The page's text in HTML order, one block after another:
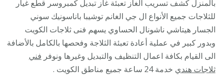
/
بالمنزل كشف تسريب الغاز تعبئة غاز تبديل كمبروسر قطع غيار
للثلاجات جميع الأنواع ال جي الغانم توشيبا باناسونيك سوني
الجسار هيتاشي ناشونال الحساوي يسهم فنى ثلاجات الكويت
وبدور كبير في عملية أعادة تعبئة الثلاجة وفحصها بالكامل بالأضافة
الى القيام بكافة اعمال التنظيف والتبديل وغيرها ونوفر فني
ثلاجات هندي خدمة 24 ساعة جميع مناطق الكويت .